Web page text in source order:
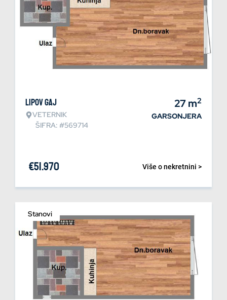
Lipov gaj
VETERNIK
ŠIFRA: #569714
27m2
GARSONJERA
Više o nekretnini >
€51.970
Stanovi